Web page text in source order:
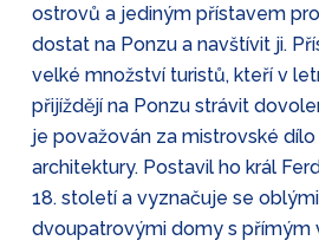
ostrovů a jediným přístavem
dostat na Ponzu a navštívit ji.
velké množství turistů, kteří v
přijíždějí na Ponzu strávit
je považován za mistrovské
architektury. Postavil ho král
18. století a vyznačuje se
dvoupatrovými domy s přímým